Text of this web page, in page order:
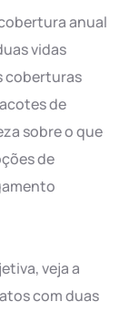
anual
vidas
coberturas
de
sobre o que
de
veja a
com duas